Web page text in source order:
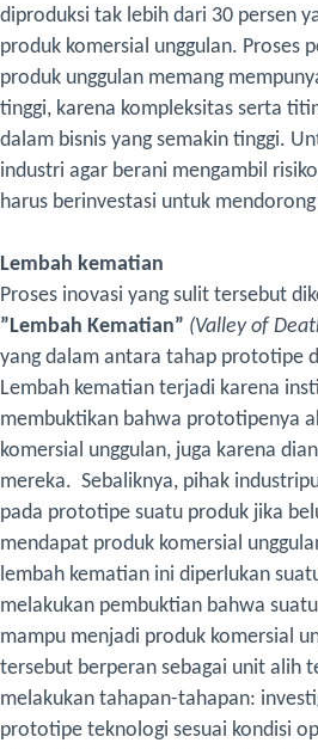
diproduksi tak lebih dari 30 persen
produk komersial unggulan. Proses
produk unggulan memang
tinggi, karena kompleksitas serta
dalam bisnis yang semakin tinggi.
industri agar berani mengambil
harus berinvestasi untuk
Lembah kematian
Proses inovasi yang sulit tersebut
”Lembah Kematian” (Valley of
yang dalam antara tahap prototipe
Lembah kematian terjadi karena
membuktikan bahwa prototipenya
komersial unggulan, juga karena
mereka. Sebaliknya, pihak
pada prototipe suatu produk jika
mendapat produk komersial
lembah kematian ini diperlukan
melakukan pembuktian bahwa
mampu menjadi produk komersial
tersebut berperan sebagai unit alih
melakukan tahapan-tahapan:
prototipe teknologi sesuai kondisi